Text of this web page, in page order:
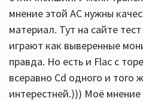
мнение этой АС нужны
материал. Тут на сайте
играют как выверенные
правда. Но есть и Flac с
всеравно Cd одного и того
интерестней.))) Моё